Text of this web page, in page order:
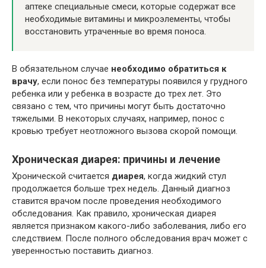
аптеке специальные смеси, которые содержат все
необходимые витамины и микроэлементы, чтобы
восстановить утраченные во время поноса.
В обязательном случае необходимо обратиться к
врачу, если понос без температуры появился у грудного
ребенка или у ребенка в возрасте до трех лет. Это
связано с тем, что причины могут быть достаточно
тяжелыми. В некоторых случаях, например, понос с
кровью требует неотложного вызова скорой помощи.
Хроническая диарея: причины и лечение
Хронической считается диарея, когда жидкий стул
продолжается больше трех недель. Данный диагноз
ставится врачом после проведения необходимого
обследования. Как правило, хроническая диарея
является признаком какого-либо заболевания, либо его
следствием. После полного обследования врач может с
уверенностью поставить диагноз.